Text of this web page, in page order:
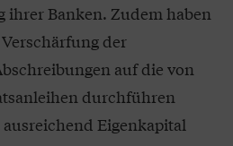
ihrer Banken. Zudem haben
der
auf die von
durchführen
Eigenkapital